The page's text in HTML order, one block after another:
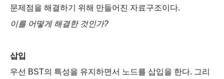
문제점을 해결하기 위해 만들어진 자료구조이다.
이를 어떻게 해결한 것인가?
삽입
우선 BST의 특성을 유지하면서 노드를 삽입을 한다. 그리